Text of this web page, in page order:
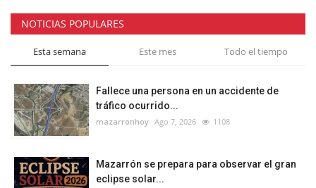
NOTICIAS POPULARES
Esta semana Este mes Todo el tiempo
Fallece una persona en un accidente de
tráfico ocurrido...
mazarronhoy Ago 7, 2026 1108
Mazarrón se prepara para observar el gran
eclipse solar...